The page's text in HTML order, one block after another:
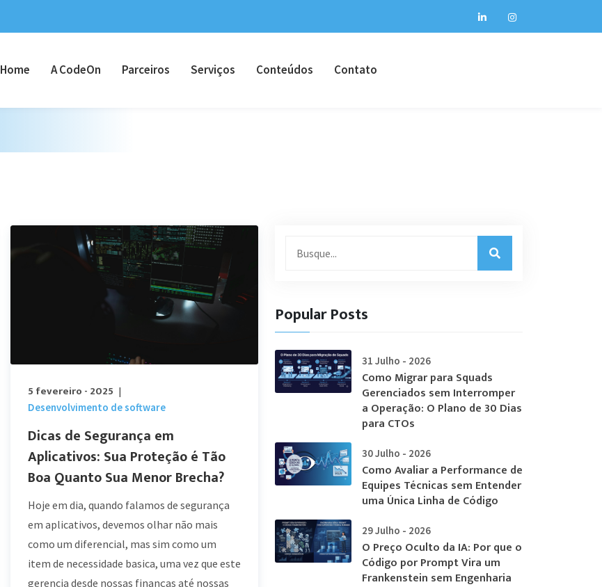
Home A CodeOn Parceiros Serviços Conteúdos Contato
5 fevereiro - 2025 |
Desenvolvimento de software
Dicas de Segurança em
Aplicativos: Sua Proteção é Tão
Boa Quanto Sua Menor Brecha?
Hoje em dia, quando falamos de segurança
em aplicativos, devemos olhar não mais
como um diferencial, mas sim como um
item de necessidade basica, uma vez que este
gerencia desde nossas finanças até nossas
Popular Posts
31 Julho - 2026
Como Migrar para Squads
Gerenciados sem Interromper
a Operação: O Plano de 30 Dias
para CTOs
30 Julho - 2026
Como Avaliar a Performance de
Equipes Técnicas sem Entender
uma Única Linha de Código
29 Julho - 2026
O Preço Oculto da IA: Por que o
Código por Prompt Vira um
Frankenstein sem Engenharia